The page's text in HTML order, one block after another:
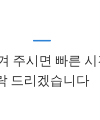
주시면 빠른 시
드리겠습니다